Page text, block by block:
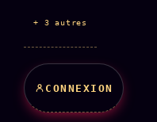
+ 3 autres
CONNEXION